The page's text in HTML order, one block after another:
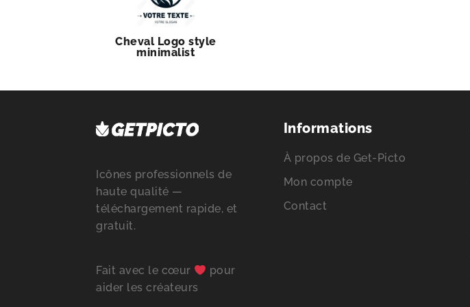
Cheval Logo style
minimalist
Icônes professionnels de
haute qualité —
téléchargement rapide, et
gratuit.
Fait avec le cœur
pour
aider les créateurs
Informations
À propos de Get-Picto
Mon compte
Contact